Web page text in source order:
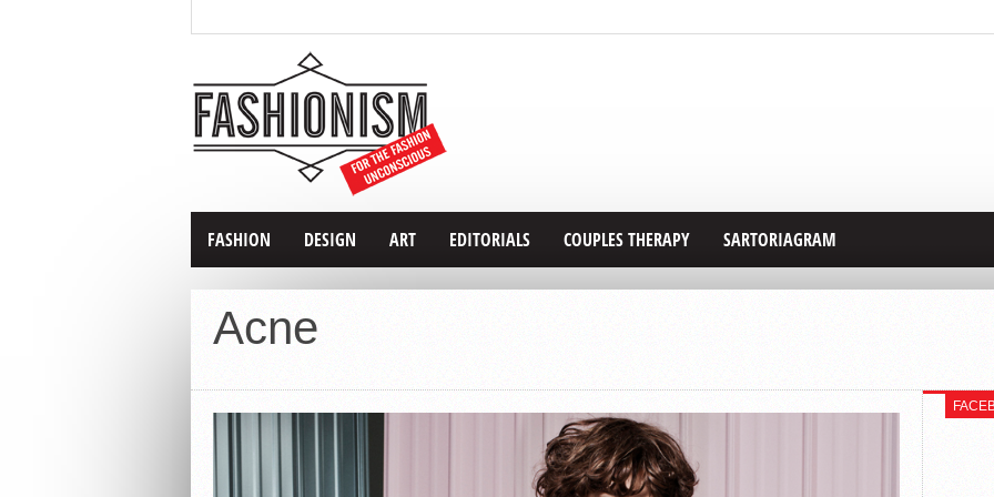
FASHION DESIGN ART EDITORIALS COUPLES THERAPY SARTORIAGRAM
Acne